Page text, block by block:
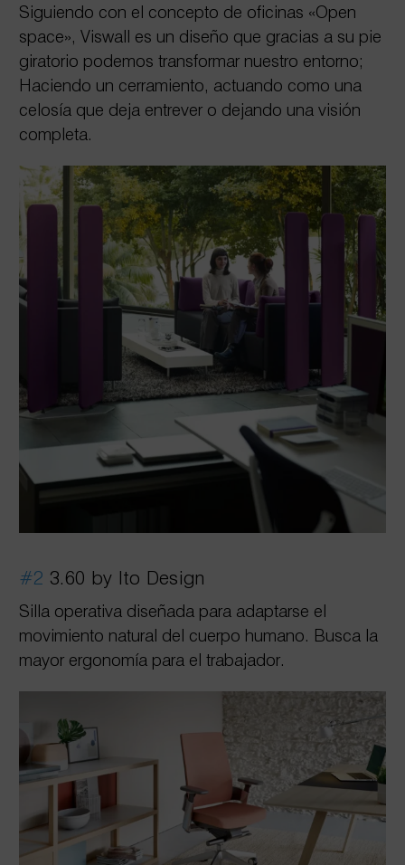
Siguiendo con el concepto de oficinas «Open
space», Viswall es un diseño que gracias a su pie
giratorio podemos transformar nuestro entorno;
Haciendo un cerramiento, actuando como una
celosía que deja entrever o dejando una visión
completa.
#2 3.60 by Ito Design
Silla operativa diseñada para adaptarse el
movimiento natural del cuerpo humano. Busca la
mayor ergonomía para el trabajador.